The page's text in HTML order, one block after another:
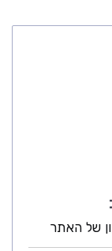
של האתר